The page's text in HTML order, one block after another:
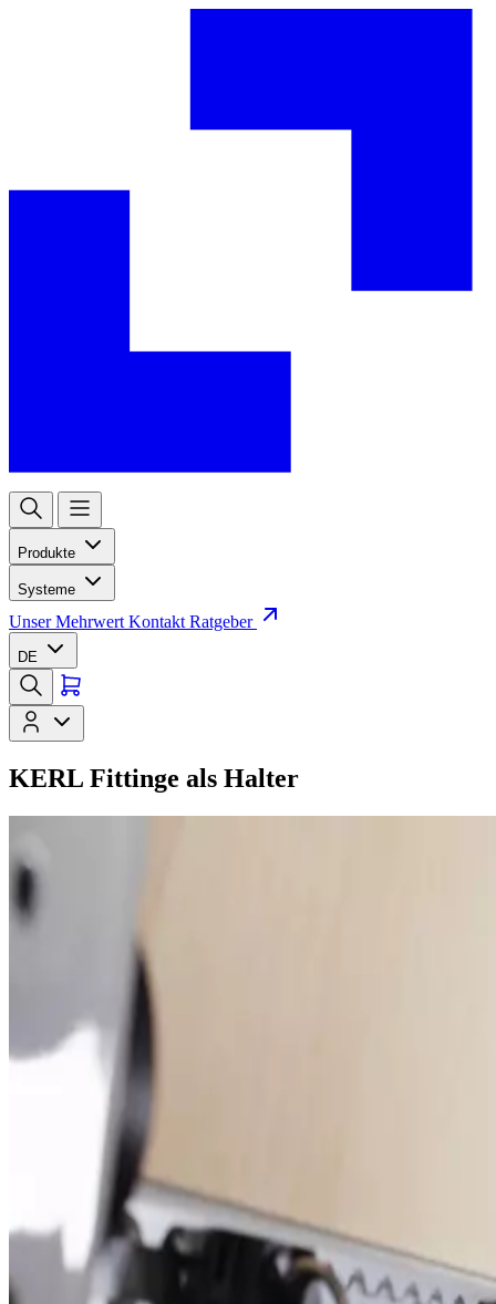
Produkte
Systeme
Unser Mehrwert Kontakt Ratgeber
DE
KERL Fittinge als Halter